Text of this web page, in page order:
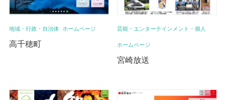
地域・行政・自治体 ホームページ
高千穂町
芸能・エンターテインメント・個人
ホームページ
宮崎放送